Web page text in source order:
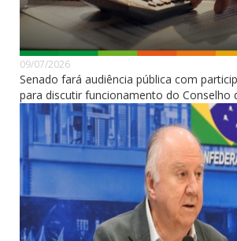
09/07/2026
Senado fará audiência pública com
para discutir funcionamento do Conselho